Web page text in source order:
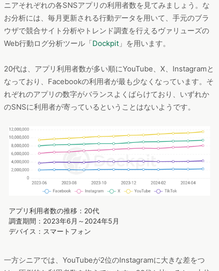
ニアそれぞれの各SNSアプリの利用者数を見てみましょう。な
お分析には、毎月更新される行動データを用いて、手元のブラ
ウザで競合サイト分析やトレンド調査を行えるヴァリューズの
Web行動ログ分析ツール「Dockpit 」を用います。
20代は、アプリ利用者数が多い順にYouTube、X、Instagramと
なっており、Facebookの利用者が最も少なくなっています。そ
れぞれのアプリの数字がバランスよくばらけており、いずれか
のSNSに利用者が寄っているということはないようです。
アプリ利用者数の推移：20代
調査期間：2023年6月～2024年5月
デバイス：スマートフォン
一方シニアでは、YouTubeが2位のInstagramに大きな差をつ